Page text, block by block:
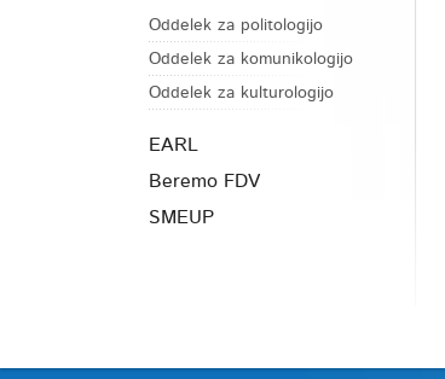
Oddelek za politologijo
Oddelek za komunikologijo
Oddelek za kulturologijo
EARL
Beremo FDV
SMEUP